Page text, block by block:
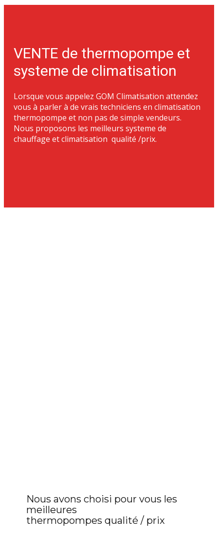
VENTE de thermopompe et
systeme de climatisation
Lorsque vous appelez GOM Climatisation attendez
vous à parler à de vrais techniciens en climatisation
thermopompe et non pas de simple vendeurs.
Nous proposons les meilleurs systeme de
chauffage et climatisation qualité /prix.
Nous avons choisi pour vous les
meilleures
thermopompes qualité / prix